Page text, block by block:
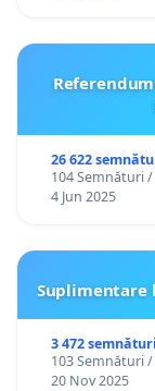
26 622
104 Semnături /
4 Jun 2025
Suplimentare
3 472 semnături
103 Semnături /
20 Nov 2025